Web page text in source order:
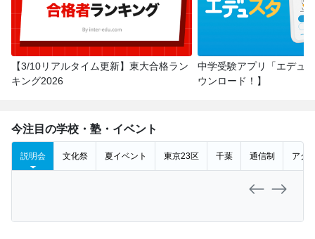
【3/10リアルタイム更新】東大合格ラン
キング2026
中学受験アプリ「エデュ
ウンロード！】
今注目の学校・塾・イベント
説明会 文化祭 夏イベント 東京23区 千葉 通信制 アク